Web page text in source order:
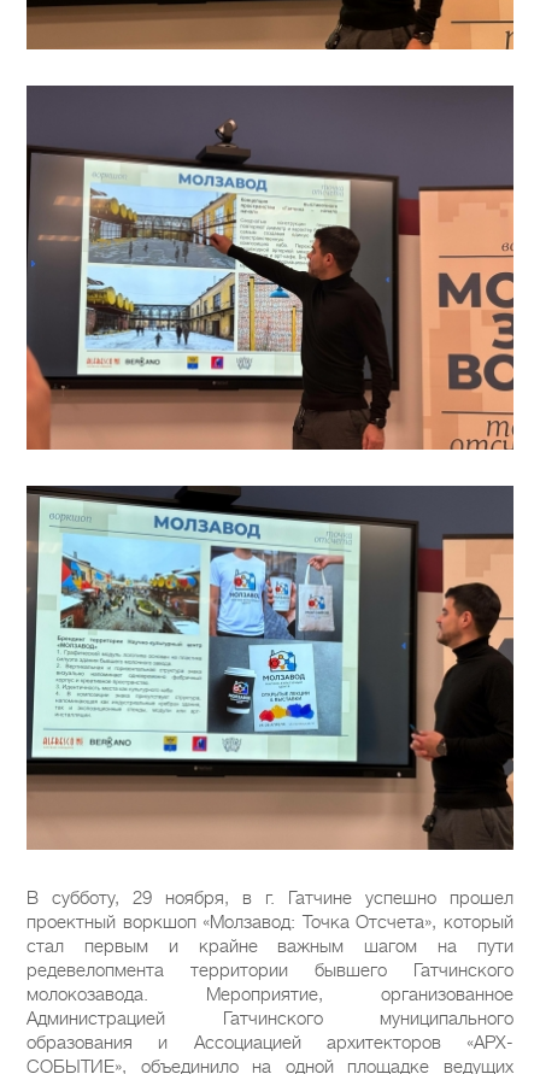
В субботу, 29 ноября, в г. Гатчине успешно прошел
проектный воркшоп «Молзавод: Точка Отсчета», который
стал первым и крайне важным шагом на пути
редевелопмента территории бывшего Гатчинского
молокозавода. Мероприятие, организованное
Администрацией Гатчинского муниципального
образования и Ассоциацией архитекторов «АРХ-
СОБЫТИЕ», объединило на одной площадке ведущих